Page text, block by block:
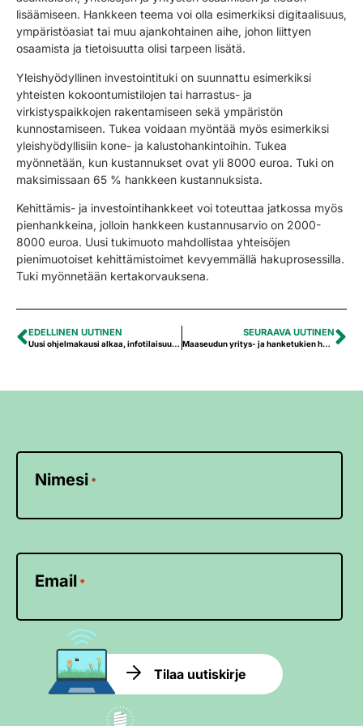
lisäämiseen. Hankkeen teema voi olla esimerkiksi digitaalisuus,
ympäristöasiat tai muu ajankohtainen aihe, johon liittyen
osaamista ja tietoisuutta olisi tarpeen lisätä.
Yleishyödyllinen investointituki on suunnattu esimerkiksi
yhteisten kokoontumistilojen tai harrastus- ja
virkistyspaikkojen rakentamiseen sekä ympäristön
kunnostamiseen. Tukea voidaan myöntää myös esimerkiksi
yleishyödyllisiin kone- ja kalustohankintoihin. Tukea
myönnetään, kun kustannukset ovat yli 8000 euroa. Tuki on
maksimissaan 65 % hankkeen kustannuksista.
Kehittämis- ja investointihankkeet voi toteuttaa jatkossa myös
pienhankkeina, jolloin hankkeen kustannusarvio on 2000-
8000 euroa. Uusi tukimuoto mahdollistaa yhteisöjen
pienimuotoiset kehittämistoimet kevyemmällä hakuprosessilla.
Tuki myönnetään kertakorvauksena.
EDELLINEN UUTINEN
Uusi ohjelmakausi alkaa, infotilaisuuksissa kattava tietopaketti tukimuodoista ja -mahdollisuuksista
SEURAAVA UUTINEN
Maaseudun yritys- ja hanketukien haku on nyt auki Hyrrässä
Nimesi *
Email *
Tilaa uutiskirje